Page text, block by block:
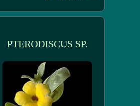
PTERODISCUS SP.